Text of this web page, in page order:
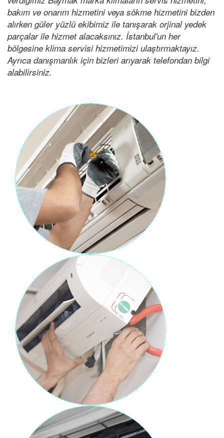
bakım ve onarım hizmetini veya sökme hizmetini bizden
alırken güler yüzlü ekibimiz ile tanışarak orjinal yedek
parçalar ile hizmet alacaksınız. İstanbul'un her
bölgesine klima servisi hizmetimizi ulaştırmaktayız.
Ayrıca danışmanlık için bizleri arıyarak telefondan bilgi
alabilirsiniz.